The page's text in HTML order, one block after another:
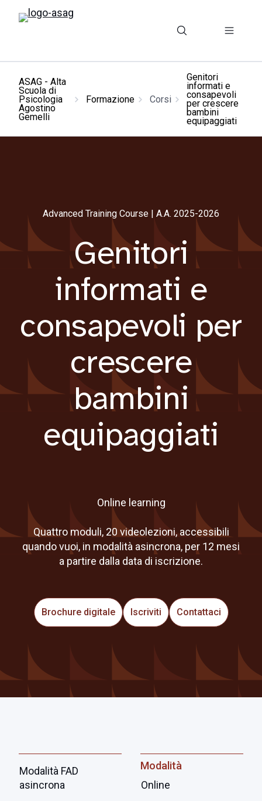
ASAG - Alta
Scuola di
Psicologia
Agostino
Gemelli
Formazione Corsi
Genitori
informati e
consapevoli
per crescere
bambini
equipaggiati
Advanced Training Course | A.A. 2025-2026
Genitori
informati e
consapevoli per
crescere
bambini
equipaggiati
Online learning
Quattro moduli, 20 videolezioni, accessibili
quando vuoi, in modalità asincrona, per 12 mesi
a partire dalla data di iscrizione.
Brochure digitale Iscriviti Contattaci
Modalità FAD
asincrona
Modalità
Online